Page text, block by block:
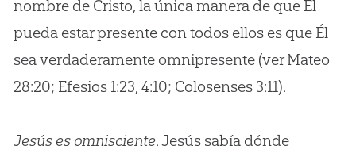
nombre de Cristo, la única manera de que Él
pueda estar presente con todos ellos es que Él
sea verdaderamente omnipresente (ver Mateo
28:20; Efesios 1:23, 4:10; Colosenses 3:11).
Jesús es omnisciente. Jesús sabía dónde